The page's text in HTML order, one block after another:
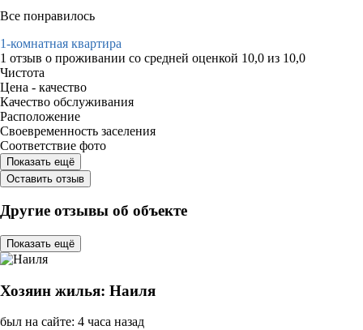
Все понравилось
1-комнатная квартира
1 отзыв о проживании со средней оценкой 10,0 из 10,0
Чистота
Цена - качество
Качество обслуживания
Расположение
Своевременность заселения
Соответствие фото
Показать ещё
Оставить отзыв
Другие отзывы об объекте
Показать ещё
Хозяин жилья: Наиля
был на сайте: 4 часа назад